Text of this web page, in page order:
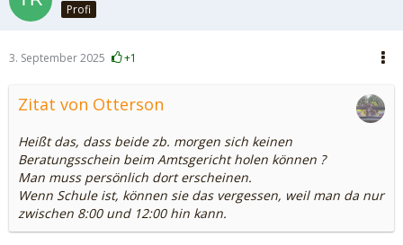
Profi
3. September 2025 +1
Zitat von Otterson
Heißt das, dass beide zb. morgen sich keinen
Beratungsschein beim Amtsgericht holen können ?
Man muss persönlich dort erscheinen.
Wenn Schule ist, können sie das vergessen, weil man da nur
zwischen 8:00 und 12:00 hin kann.